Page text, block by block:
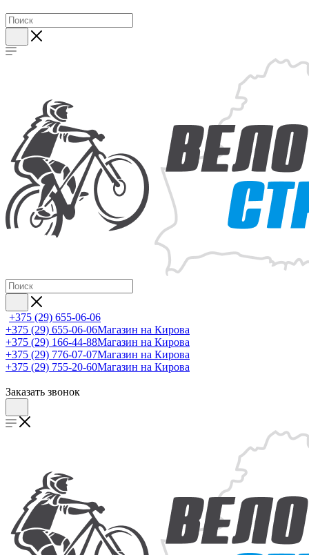
+375 (29) 655-06-06
+375 (29) 655-06-06Магазин на Кирова
+375 (29) 166-44-88Магазин на Кирова
+375 (29) 776-07-07Магазин на Кирова
+375 (29) 755-20-60Магазин на Кирова
Заказать звонок